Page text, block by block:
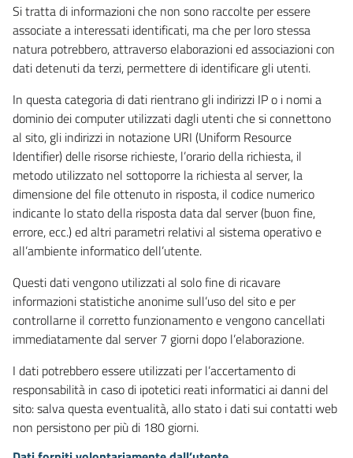
Si tratta di informazioni che non sono raccolte per essere
associate a interessati identificati, ma che per loro stessa
natura potrebbero, attraverso elaborazioni ed associazioni con
dati detenuti da terzi, permettere di identificare gli utenti.
In questa categoria di dati rientrano gli indirizzi IP o i nomi a
dominio dei computer utilizzati dagli utenti che si connettono
al sito, gli indirizzi in notazione URI (Uniform Resource
Identifier) delle risorse richieste, l’orario della richiesta, il
metodo utilizzato nel sottoporre la richiesta al server, la
dimensione del file ottenuto in risposta, il codice numerico
indicante lo stato della risposta data dal server (buon fine,
errore, ecc.) ed altri parametri relativi al sistema operativo e
all’ambiente informatico dell’utente.
Questi dati vengono utilizzati al solo fine di ricavare
informazioni statistiche anonime sull’uso del sito e per
controllarne il corretto funzionamento e vengono cancellati
immediatamente dal server 7 giorni dopo l’elaborazione.
I dati potrebbero essere utilizzati per l’accertamento di
responsabilità in caso di ipotetici reati informatici ai danni del
sito: salva questa eventualità, allo stato i dati sui contatti web
non persistono per più di 180 giorni.